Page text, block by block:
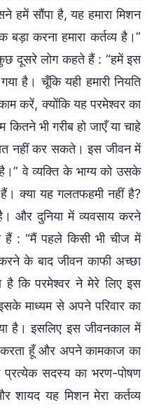
हमें सौंपा है, यह हमारा मिशन
करना हमारा कर्तव्य है।”
दूसरे लोग कहते हैं : “हमें इस
है। चूँकि यही हमारी नियति
करें, क्योंकि यह परमेश्वर का
भी गरीब हो जाएँ या चाहे
नहीं कर सकते। इस जीवन में
वे व्यक्ति के भाग्य को उसके
क्या यह गलतफहमी नहीं है?
और दुनिया में व्यवसाय करने
: “मैं पहले किसी भी चीज में
के बाद जीवन काफी अच्छा
है कि परमेश्वर ने मेरे लिए इस
माध्यम से अपने परिवार का
है। इसलिए इस जीवनकाल में
करता हूँ और अपने कामकाज का
प्रत्येक सदस्य का भरण-पोषण
शायद यह मिशन मेरा कर्तव्य